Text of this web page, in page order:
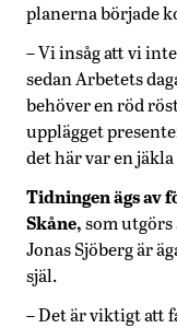
planerna började
– Vi insåg att vi
sedan Arbetets
behöver en röd
upplägget
det här var en jäkla
Tidningen ägs av
Skåne,som utgörs
Jonas Sjöberg är
själ.
– Det är viktigt att